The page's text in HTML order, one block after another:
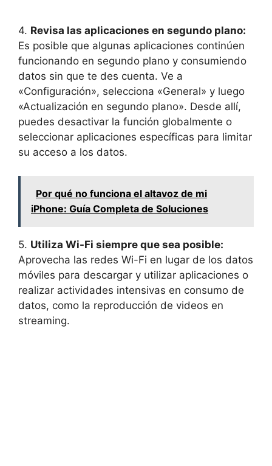
4. Revisa las aplicaciones en segundo plano:
Es posible que algunas aplicaciones continúen
funcionando en segundo plano y consumiendo
datos sin que te des cuenta. Ve a
«Configuración», selecciona «General» y luego
«Actualización en segundo plano». Desde allí,
puedes desactivar la función globalmente o
seleccionar aplicaciones específicas para limitar
su acceso a los datos.
Por qué no funciona el altavoz de mi
iPhone: Guía Completa de Soluciones
5. Utiliza Wi-Fi siempre que sea posible:
Aprovecha las redes Wi-Fi en lugar de los datos
móviles para descargar y utilizar aplicaciones o
realizar actividades intensivas en consumo de
datos, como la reproducción de videos en
streaming.